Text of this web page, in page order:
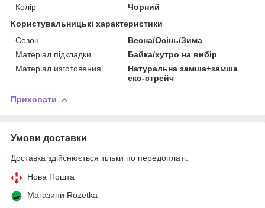
Колір
Чорний
Користувальницькі характеристики
Сезон
Весна/Осінь/Зима
Матеріал підкладки
Байка/хутро на вибір
Матеріал изготовения
Натуральна замша+замша
еко-стрейч
Приховати
Умови доставки
Доставка здійснюється тільки по передоплаті.
Нова Пошта
Магазини Rozetka